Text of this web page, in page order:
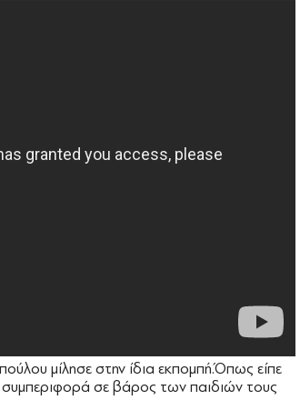
μίλησε στην ίδια εκπομπή.Όπως είπε
συμπεριφορά σε βάρος των παιδιών τους